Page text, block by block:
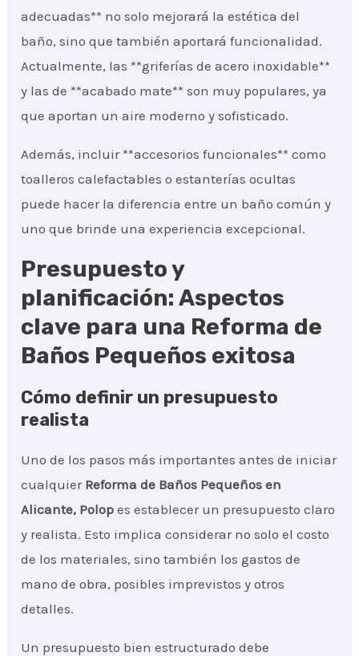
adecuadas** no solo mejorará la estética del
baño, sino que también aportará funcionalidad.
Actualmente, las **griferías de acero inoxidable**
y las de **acabado mate** son muy populares, ya
que aportan un aire moderno y sofisticado.
Además, incluir **accesorios funcionales** como
toalleros calefactables o estanterías ocultas
puede hacer la diferencia entre un baño común y
uno que brinde una experiencia excepcional.
Presupuesto y
planificación: Aspectos
clave para una Reforma de
Baños Pequeños exitosa
Cómo definir un presupuesto
realista
Uno de los pasos más importantes antes de iniciar
cualquier Reforma de Baños Pequeños en
Alicante, Polopes establecer un presupuesto claro
y realista. Esto implica considerar no solo el costo
de los materiales, sino también los gastos de
mano de obra, posibles imprevistos y otros
detalles.
Un presupuesto bien estructurado debe